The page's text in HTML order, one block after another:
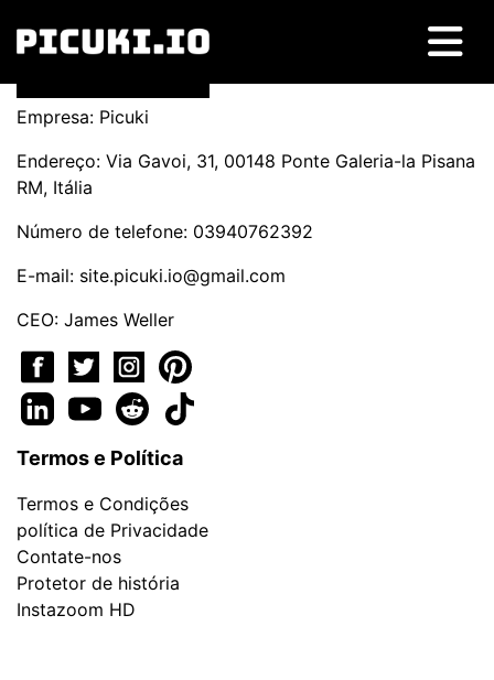
Empresa: Picuki
Endereço: Via Gavoi, 31, 00148 Ponte Galeria-la Pisana
RM, Itália
Número de telefone: 03940762392
E-mail: site.picuki.io@gmail.com
CEO: James Weller
Termos e Política
Termos e Condições
política de Privacidade
Contate-nos
Protetor de história
Instazoom HD